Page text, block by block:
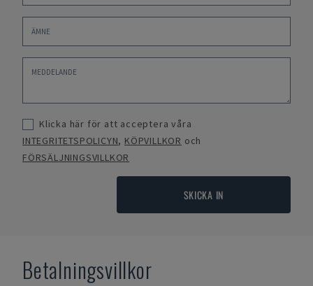
Klicka här för att acceptera våra
INTEGRITETSPOLICYN, KÖPVILLKOR och
FÖRSÄLJNINGSVILLKOR
SKICKA IN
Betalningsvillkor